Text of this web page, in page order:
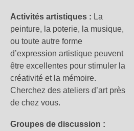
Activités artistiques : La
peinture, la poterie, la musique,
ou toute autre forme
d’expression artistique peuvent
être excellentes pour stimuler la
créativité et la mémoire.
Cherchez des ateliers d’art près
de chez vous.
Groupes de discussion :